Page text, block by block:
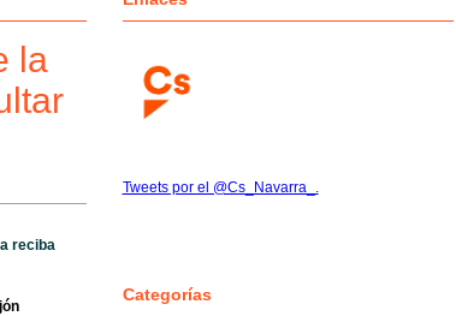
la
reciba
Tweets por el @Cs_Navarra_.
Categorías